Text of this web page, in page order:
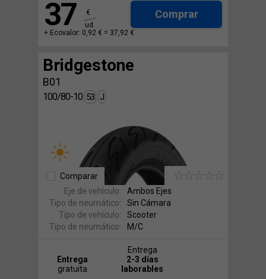
37
€
ud.
Comprar
+ Ecovalor: 0,92 € = 37,92 €
Bridgestone
B01
100/80-10 53 J
Comparar
Eje de vehículo:
Ambos Ejes
Tipo de neumático:
Sin Cámara
Tipo de vehículo:
Scooter
Tipo de neumático:
M/C
Entrega
gratuita
Entrega
2-3 días
laborables